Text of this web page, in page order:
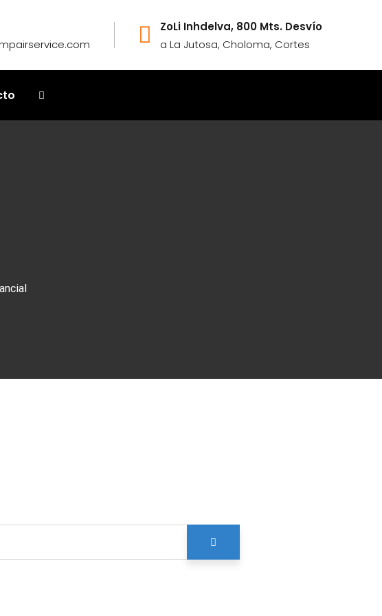
ZoLi Inhdelva, 800 Mts. Desvío
a La Jutosa, Choloma, Cortes